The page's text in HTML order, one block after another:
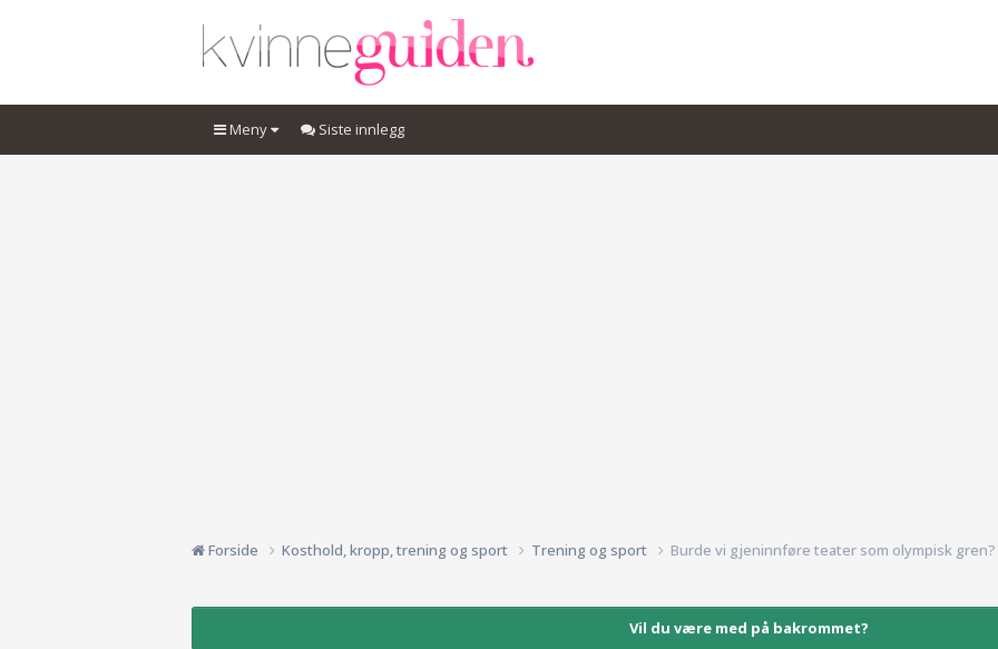
Meny Siste innlegg
Forside Kosthold, kropp, trening og sport Trening og sport Burde vi gjeninnføre teater som olympisk gren?
Vil du være med på bakrommet?